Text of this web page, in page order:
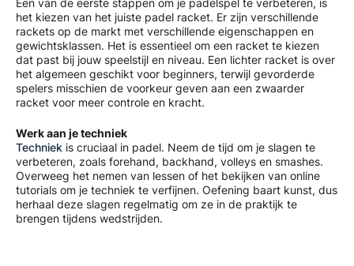
Een van de eerste stappen om je padelspel te verbeteren, is
het kiezen van het juiste padel racket. Er zijn verschillende
rackets op de markt met verschillende eigenschappen en
gewichtsklassen. Het is essentieel om een racket te kiezen
dat past bij jouw speelstijl en niveau. Een lichter racket is over
het algemeen geschikt voor beginners, terwijl gevorderde
spelers misschien de voorkeur geven aan een zwaarder
racket voor meer controle en kracht.
Werk aan je techniek
Techniek is cruciaal in padel. Neem de tijd om je slagen te
verbeteren, zoals forehand, backhand, volleys en smashes.
Overweeg het nemen van lessen of het bekijken van online
tutorials om je techniek te verfijnen. Oefening baart kunst, dus
herhaal deze slagen regelmatig om ze in de praktijk te
brengen tijdens wedstrijden.